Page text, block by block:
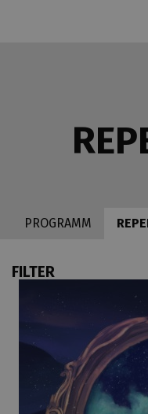
PROGRAMM
FILTER